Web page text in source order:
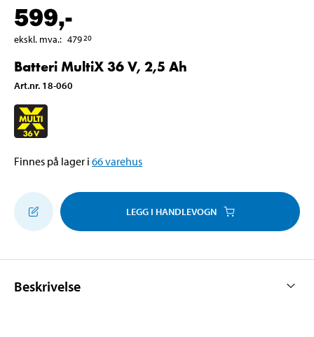
599,-
ekskl. mva.: 47920
Batteri MultiX 36 V, 2,5 Ah
Art.nr. 18-060
Finnes på lager i 66varehus
LEGG I HANDLEVOGN
Beskrivelse